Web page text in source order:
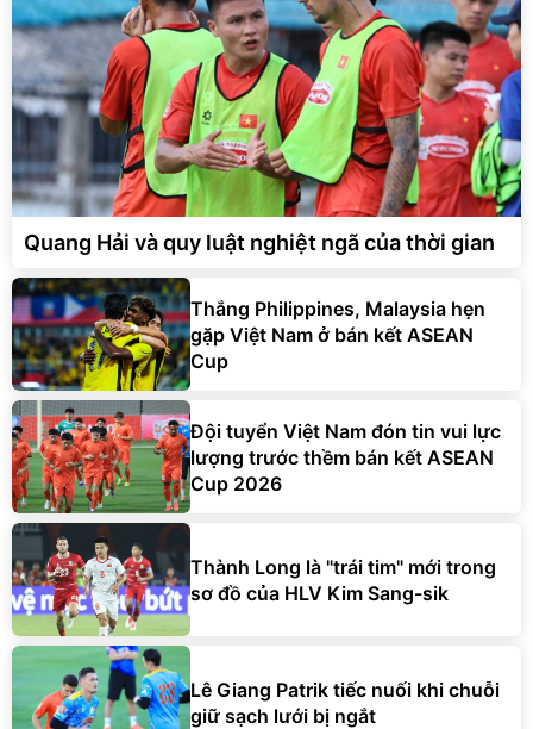
Quang Hải và quy luật nghiệt ngã của thời gian
Thắng Philippines, Malaysia hẹn
gặp Việt Nam ở bán kết ASEAN
Cup
Đội tuyển Việt Nam đón tin vui lực
lượng trước thềm bán kết ASEAN
Cup 2026
Thành Long là "trái tim" mới trong
sơ đồ của HLV Kim Sang-sik
Lê Giang Patrik tiếc nuối khi chuỗi
giữ sạch lưới bị ngắt